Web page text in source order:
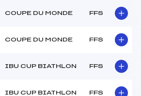
COUPE DU MONDE FFS
COUPE DU MONDE FFS
IBU CUP BIATHLON FFS
IBU CUP BIATHLON FFS